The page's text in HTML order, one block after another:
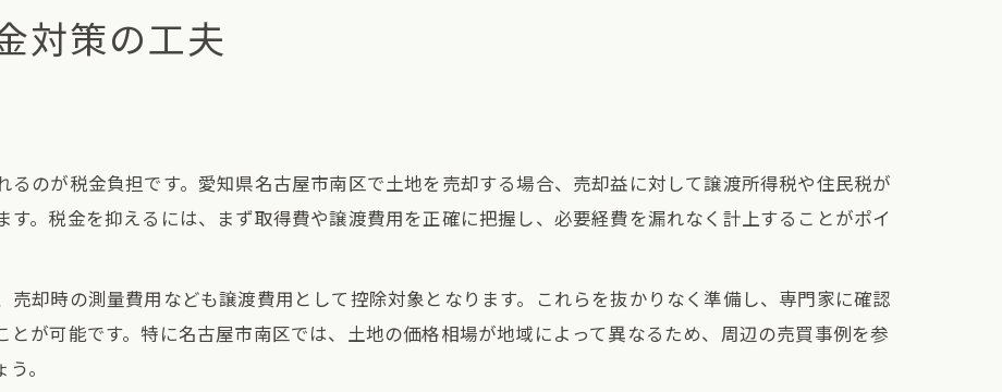
対策の工夫
のが税金負担です。愛知県名古屋市南区で土地を売却する場合、売却益に対して譲渡所得税や住民税が
。税金を抑えるには、まず取得費や譲渡費用を正確に把握し、必要経費を漏れなく計上することがポイ
却時の測量費用なども譲渡費用として控除対象となります。これらを抜かりなく準備し、専門家に確認
が可能です。特に名古屋市南区では、土地の価格相場が地域によって異なるため、周辺の売買事例を参
。